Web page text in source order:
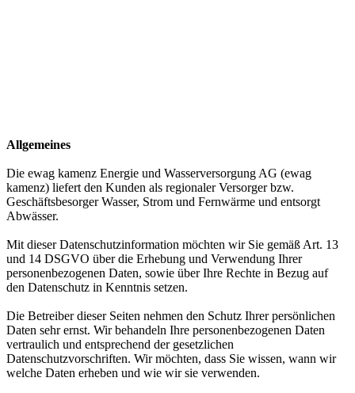
Allgemeines
Die ewag kamenz Energie und Wasserversorgung AG (ewag
kamenz) liefert den Kunden als regionaler Versorger bzw.
Geschäftsbesorger Wasser, Strom und Fernwärme und entsorgt
Abwässer.
Mit dieser Datenschutzinformation möchten wir Sie gemäß Art. 13
und 14 DSGVO über die Erhebung und Verwendung Ihrer
personenbezogenen Daten, sowie über Ihre Rechte in Bezug auf
den Datenschutz in Kenntnis setzen.
Die Betreiber dieser Seiten nehmen den Schutz Ihrer persönlichen
Daten sehr ernst. Wir behandeln Ihre personenbezogenen Daten
vertraulich und entsprechend der gesetzlichen
Datenschutzvorschriften. Wir möchten, dass Sie wissen, wann wir
welche Daten erheben und wie wir sie verwenden.